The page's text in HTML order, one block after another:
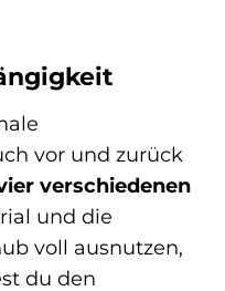
vor und zurück
verschiedenen
und die
voll ausnutzen,
du den